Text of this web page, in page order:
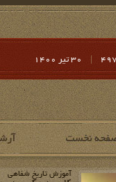
آموزش تاریخ شفاهی